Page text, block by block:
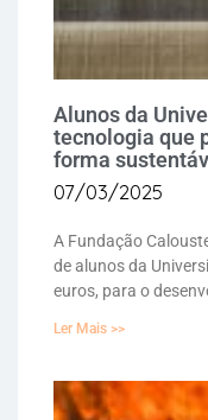
Alunos da
tecnologia que
forma
07/03/2025
A Fundação
de alunos da
euros, para o
Ler Mais >>